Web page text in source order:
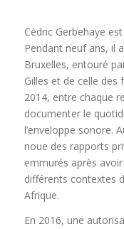
Cédric Gerbehaye
Pendant neuf ans, il
Bruxelles, entouré
Gilles et de celle des
2014, entre chaque
documenter le
l’enveloppe sonore.
noue des rapports
emmurés après
différents contextes
Afrique.
En 2016, une